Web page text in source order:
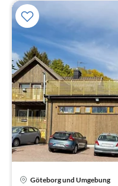
Göteborg und Umgebung